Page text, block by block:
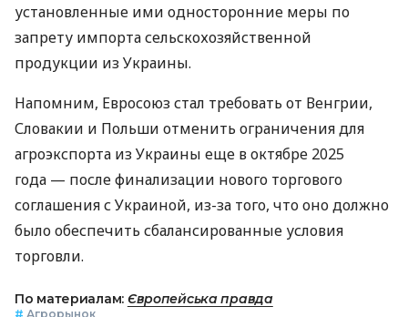
установленные ими односторонние меры по
запрету импорта сельскохозяйственной
продукции из Украины.
Напомним, Евросоюз стал требовать от Венгрии,
Словакии и Польши отменить ограничения для
агроэкспорта из Украины еще в октябре 2025
года — после финализации нового торгового
соглашения с Украиной, из-за того, что оно должно
было обеспечить сбалансированные условия
торговли.
По материалам: Європейська правда
# Агрорынок